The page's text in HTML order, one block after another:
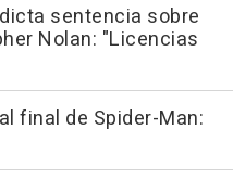
sentencia sobre
Nolan: "Licencias
final de Spider-Man: